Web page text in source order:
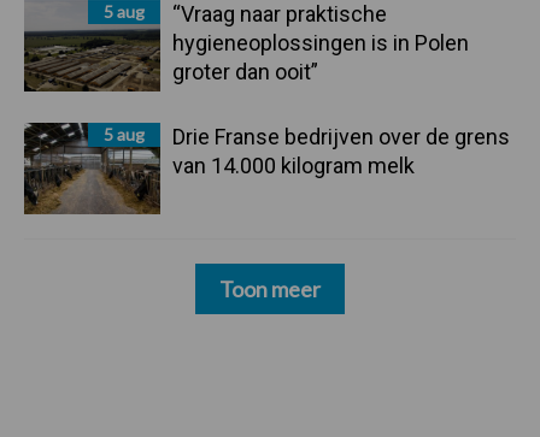
5 aug
“Vraag naar praktische
hygieneoplossingen is in Polen
groter dan ooit”
5 aug
Drie Franse bedrijven over de grens
van 14.000 kilogram melk
Toon meer